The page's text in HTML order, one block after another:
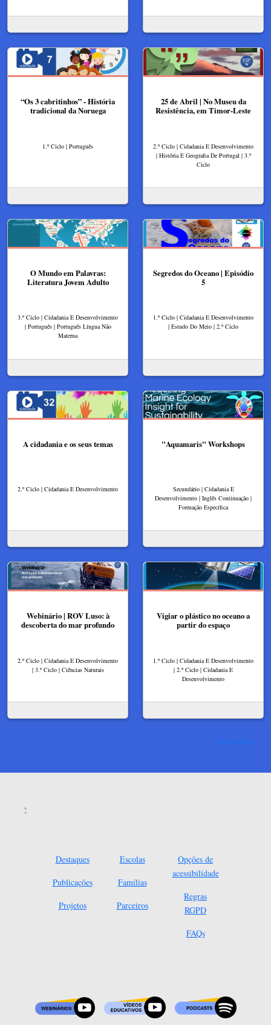
“Os 3 cabritinhos” - História
tradicional da Noruega
1.º Ciclo | Português
25 de Abril | No Museu da
Resistência, em Timor-Leste
2.º Ciclo | Cidadania E Desenvolvimento
| História E Geografia De Portugal | 3.º
Ciclo
O Mundo em Palavras:
Literatura Jovem Adulto
3.º Ciclo | Cidadania E Desenvolvimento
| Português | Português Língua Não
Materna
Segredos do Oceano | Episódio
5
1.º Ciclo | Cidadania E Desenvolvimento
| Estudo Do Meio | 2.º Ciclo
A cidadania e os seus temas
2.º Ciclo | Cidadania E Desenvolvimento
"Aquamaris" Workshops
Secundário | Cidadania E
Desenvolvimento | Inglês Continuação |
Formação Específica
Webinário | ROV Luso: à
descoberta do mar profundo
2.º Ciclo | Cidadania E Desenvolvimento
| 3.º Ciclo | Ciências Naturais
Vigiar o plástico no oceano a
partir do espaço
1.º Ciclo | Cidadania E Desenvolvimento
| 2.º Ciclo | Cidadania E
Desenvolvimento
Ver mais
Destaques
Publicações
Projetos
Escolas
Famílias
Parceiros
Opções de
acessibilidade
Regras
RGPD
FAQs